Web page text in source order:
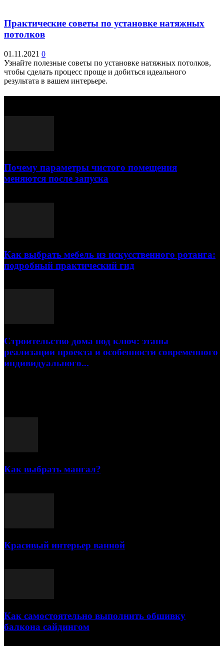
Практические советы по установке натяжных
потолков
01.11.2021 0
Узнайте полезные советы по установке натяжных потолков,
чтобы сделать процесс проще и добиться идеального
результата в вашем интерьере.
Почему параметры чистого помещения
меняются после запуска
Как выбрать мебель из искусственного ротанга:
подробный практический гид
Строительство дома под ключ: этапы
реализации проекта и особенности современного
индивидуального...
Как выбрать мангал?
Красивый интерьер ванной
Как самостоятельно выполнить обшивку
балкона сайдингом